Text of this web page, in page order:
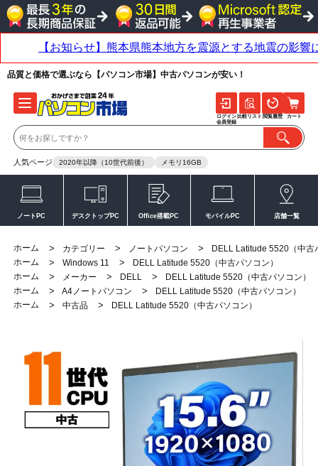
品質と価格で選ぶなら【パソコン市場】中古パソコンが安い！
人気ページ 2020年以降（10世代前後） メモリ16GB
ログイン
会員登録
比較リスト 閲覧履歴 カート
ノートPC デスクトップPC Office搭載PC モバイルPC 店舗一覧
ホーム > カテゴリー > ノートパソコン >
DELL Latitude 5520（中古
ホーム
> Windows 11 >
DELL Latitude 5520（中古パソコン）
ホーム
> メーカー > DELL >
DELL Latitude 5520（中古パソコン）
ホーム
> A4ノートパソコン >
DELL Latitude 5520（中古パソコン）
ホーム
> 中古品 > DELL Latitude 5520（中古パソコン）